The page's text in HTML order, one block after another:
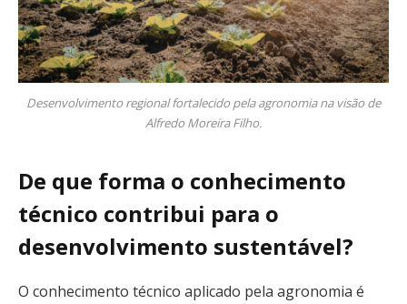
Desenvolvimento regional fortalecido pela agronomia na visão de
Alfredo Moreira Filho.
De que forma o conhecimento
técnico contribui para o
desenvolvimento sustentável?
O conhecimento técnico aplicado pela agronomia é